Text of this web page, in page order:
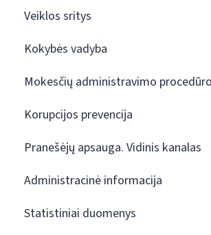
Veiklos sritys
Kokybės vadyba
Mokesčių administravimo
Korupcijos prevencija
Pranešėjų apsauga. Vidinis kanalas
Administracinė informacija
Statistiniai duomenys